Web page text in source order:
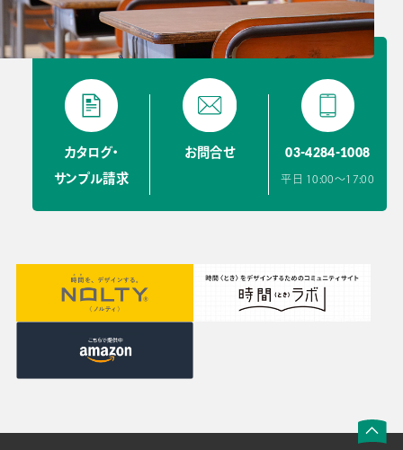
カタログ・
サンプル請求
お問合せ 03-4284-1008
平日 10:00〜17:00